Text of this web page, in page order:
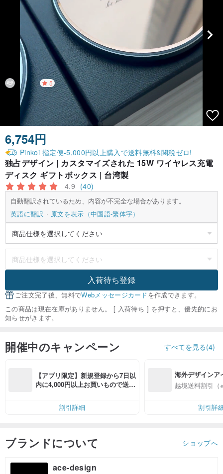
5
6,754円
Pinkoi 指定便-5,000円以上購入で送料無料&関税ゼロ!
独占デザイン | カスタマイズされた 15W ワイヤレス充電
ディスク ギフトボックス | 台湾製
4.9 (40)
自動翻訳されているため、内容が不完全な場合があります。
英語に翻訳
原文を表示（中国語-繁体字）
入荷待ち登録
ご注文完了後、無料でWebメッセージカードを作成できます。
この商品は現在在庫がありません。 [ 入荷待ち ] を押すと、優先的にお
知らせがきます。
開催中のキャンペーン すべてを見る(4)
【アプリ限定】新規登録から7日以
内に4,000円以上お買いもので送料
割引詳細
海外デザインア
入
越境送料割引（
割引詳
ブランドについて ショップへ
ace-design